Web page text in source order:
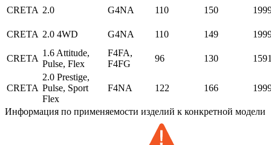
CRETA 2.0 G4NA 110 150
CRETA 2.0 4WD G4NA 110 149
CRETA
1.6 Attitude,
Pulse, Flex
F4FA,
F4FG
96 130
CRETA
2.0 Prestige,
Pulse, Sport
Flex
F4NA 122 166
Информация по применяемости изделий к конкретной модели